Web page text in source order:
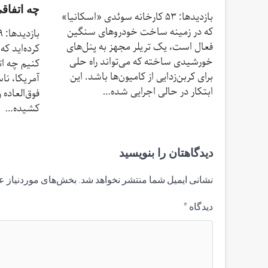
بازدیدها: 53 کارخانه سوئدی «اسکانیا»
که در زمینه ساخت خودروهای سنگین
فعال است، یک تریلر مجهز به پنل‌های
خورشیدی ساخته که می‌تواند راه حلی
برای کربن‌زدایی از کامیون‌ها باشد. این
ابتکار در حالی اجرایی شده…
چه
کرده‌اید
کنیم چه
آمریکا،
کشیده…
دیدگاهتان را بنویسید
نشانی ایمیل شما منتشر نخواهد شد. بخش‌های موردنیاز
دیدگاه *